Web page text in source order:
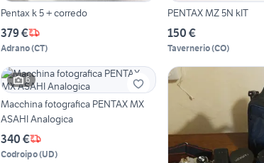
Pentax k 5 + corredo
379 €
Adrano(CT)
PENTAX MZ 5N kIT
150 €
Tavernerio(CO)
6
Macchina fotografica PENTAX MX
ASAHI Analogica
340 €
Codroipo(UD)